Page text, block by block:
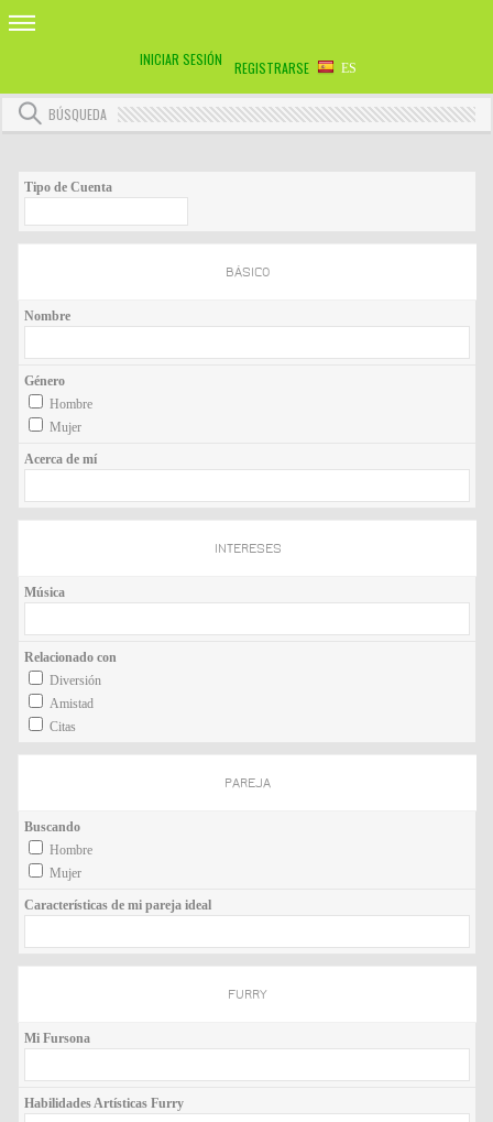
INICIAR SESIÓN REGISTRARSE ES
BÚSQUEDA
Tipo de Cuenta
BÁSICO
Nombre
Género
Hombre
Mujer
Acerca de mí
INTERESES
Música
Relacionado con
Diversión
Amistad
Citas
PAREJA
Buscando
Hombre
Mujer
Características de mi pareja ideal
FURRY
Mi Fursona
Habilidades Artísticas Furry